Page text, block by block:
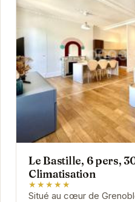
Le Bastille, 6 pers,
Climatisation
★★★★★
Situé au cœur de